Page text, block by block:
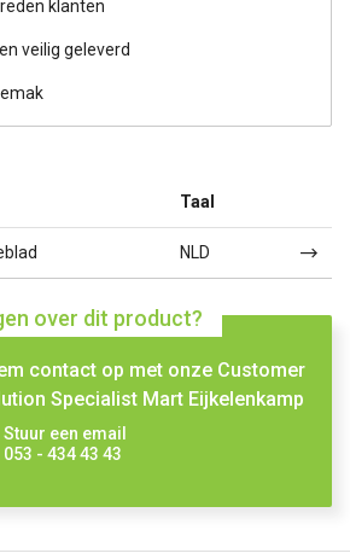
klanten
veilig geleverd
Taal
NLD
over dit product?
contact op met onze Customer
Specialist Mart Eijkelenkamp
Stuur een email
053 - 434 43 43